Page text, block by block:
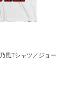
風Tシャツ／ジョー